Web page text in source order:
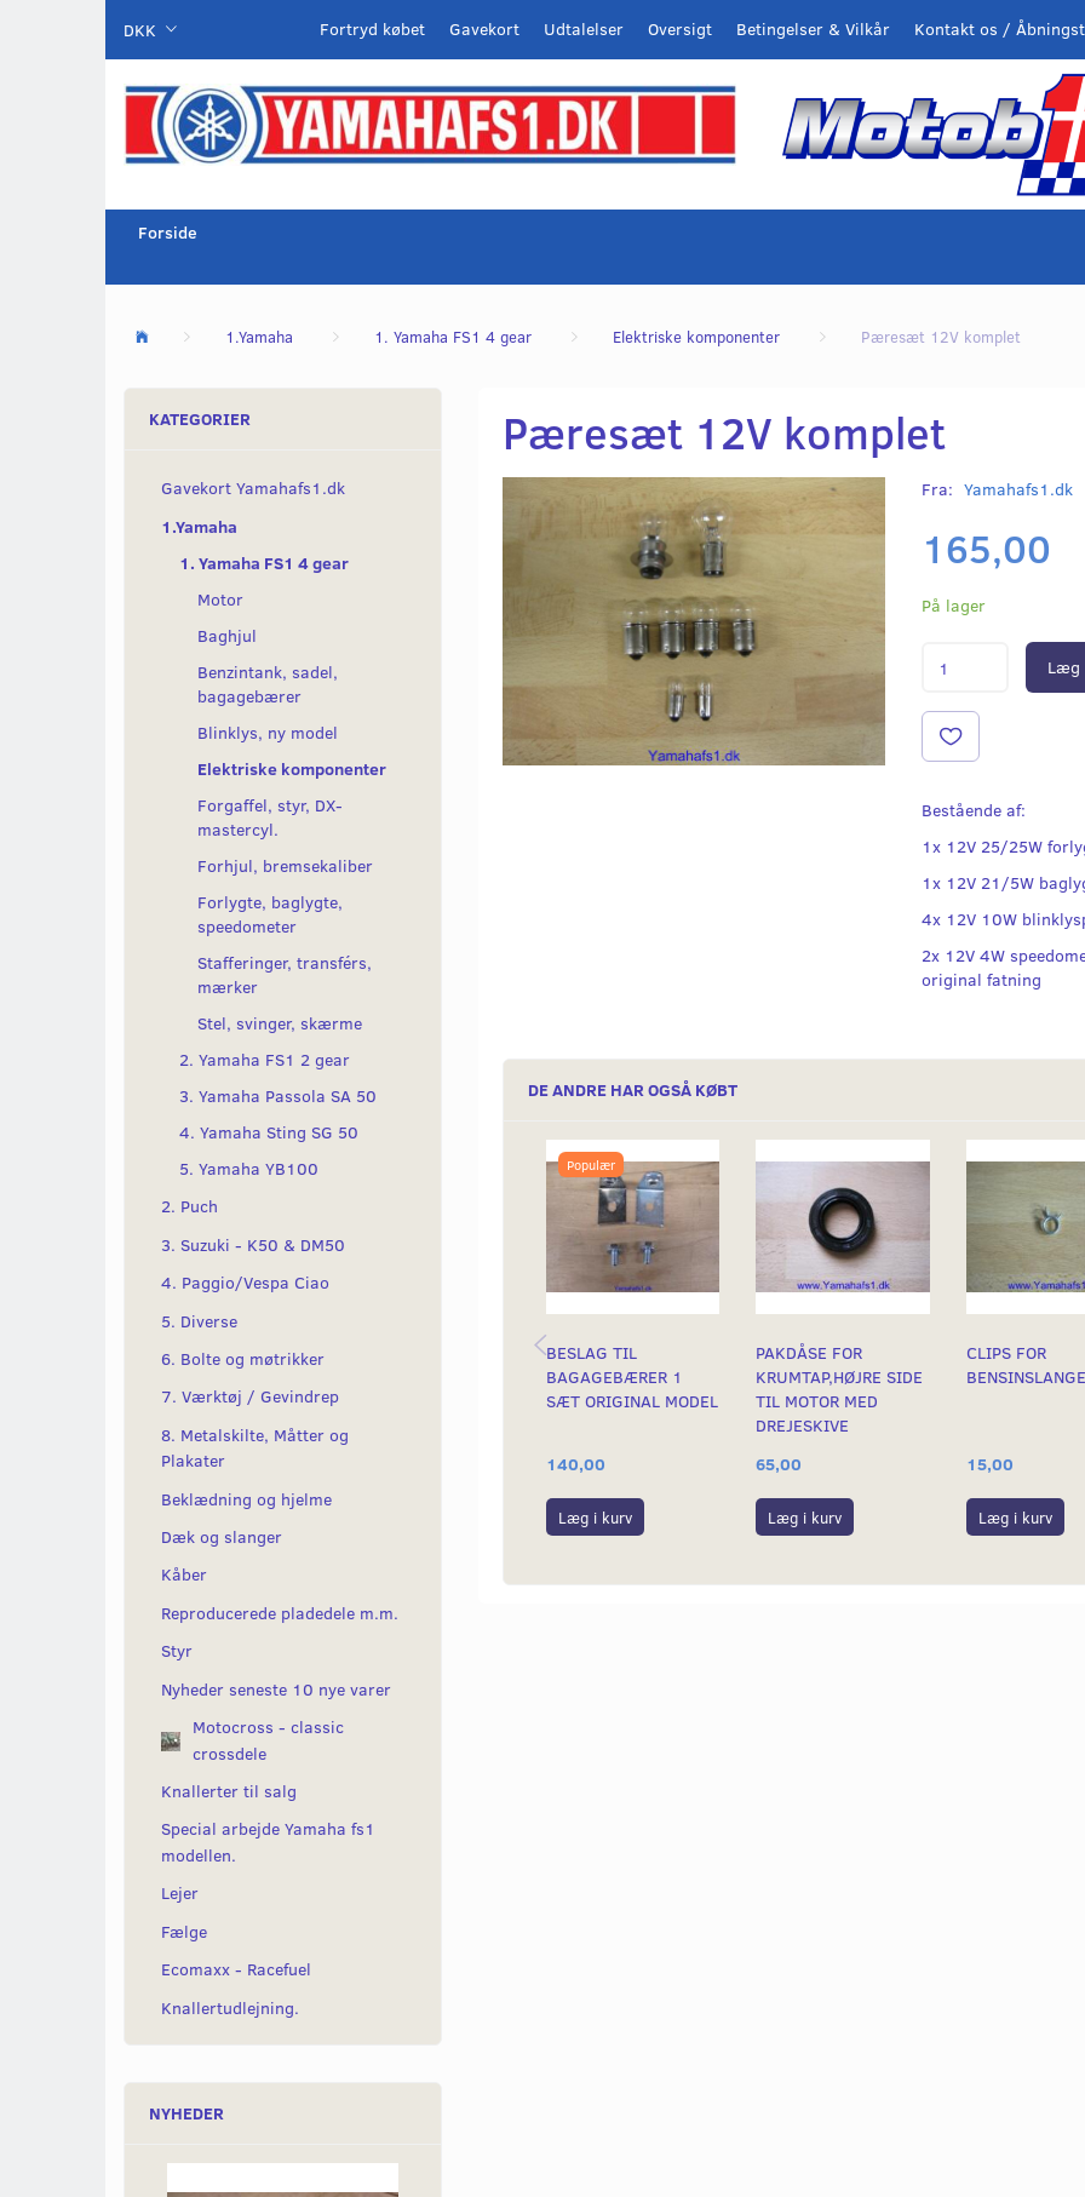
DKK Kontakt os /
Betingelser & Vilkår
Oversigt
Udtalelser
Gavekort
Fortryd købet
Forside
1.Yamaha 1. Yamaha FS1 4 gear Elektriske komponenter Pæresæt 12V komplet
KATEGORIER
Gavekort Yamahafs1.dk
1.Yamaha
1. Yamaha FS1 4 gear
Motor
Baghjul
Benzintank, sadel,
bagagebærer
Blinklys, ny model
Elektriske komponenter
Forgaffel, styr, DX-
mastercyl.
Forhjul, bremsekaliber
Forlygte, baglygte,
speedometer
Stafferinger, transférs,
mærker
Stel, svinger, skærme
2. Yamaha FS1 2 gear
3. Yamaha Passola SA 50
4. Yamaha Sting SG 50
5. Yamaha YB100
2. Puch
3. Suzuki - K50 & DM50
4. Paggio/Vespa Ciao
5. Diverse
6. Bolte og møtrikker
7. Værktøj / Gevindrep
8. Metalskilte, Måtter og
Plakater
Beklædning og hjelme
Dæk og slanger
Kåber
Reproducerede pladedele m.m.
Styr
Nyheder seneste 10 nye varer
Motocross - classic
crossdele
Knallerter til salg
Special arbejde Yamaha fs1
modellen.
Lejer
Fælge
Ecomaxx - Racefuel
Knallertudlejning.
NYHEDER
Pæresæt 12V komplet
Fra: Yamahafs1.dk
165,00
På lager
Læg
Bestående af:
1x 12V 25/25W
1x 12V 21/5W
4x 12V 10W
2x 12V 4W
original fatning
DE ANDRE HAR OGSÅ KØBT
Populær
BESLAG TIL
BAGAGEBÆRER 1
SÆT ORIGINAL MODEL
140,00
Læg i kurv
PAKDÅSE FOR
KRUMTAP,HØJRE SIDE
TIL MOTOR MED
DREJESKIVE
65,00
Læg i kurv
CLIPS FOR
BENSINSLANGE
15,00
Læg i kurv